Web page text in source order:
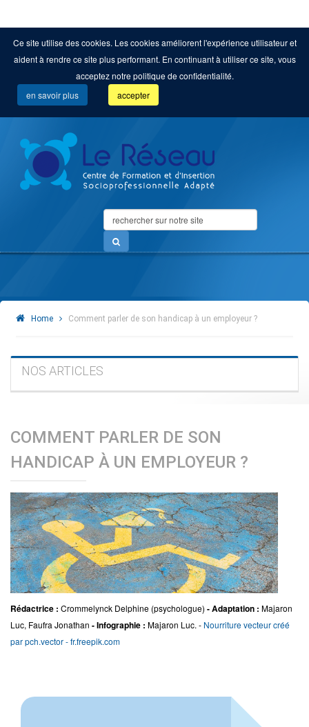
Ce site utilise des cookies. Les cookies améliorent l'expérience utilisateur et
aident à rendre ce site plus performant. En continuant à utiliser ce site, vous
acceptez notre politique de confidentialité.
en savoir plus
accepter
Search
...
Home Comment parler de son handicap à un employeur ?
NOS ARTICLES
COMMENT PARLER DE SON
HANDICAP À UN EMPLOYEUR ?
Rédactrice : Crommelynck Delphine (psychologue) - Adaptation : Majaron
Luc, Faufra Jonathan - Infographie : Majaron Luc. - Nourriture vecteur créé
par pch.vector - fr.freepik.com